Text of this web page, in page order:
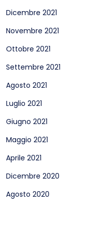
Dicembre 2021
Novembre 2021
Ottobre 2021
Settembre 2021
Agosto 2021
Luglio 2021
Giugno 2021
Maggio 2021
Aprile 2021
Dicembre 2020
Agosto 2020